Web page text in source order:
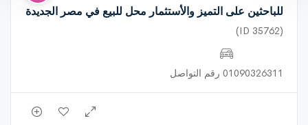
للباحثين على التميز والأستثمار محل للبيع في مصر الجديدة
(ID 35762)
01090326311 رقم التواصل